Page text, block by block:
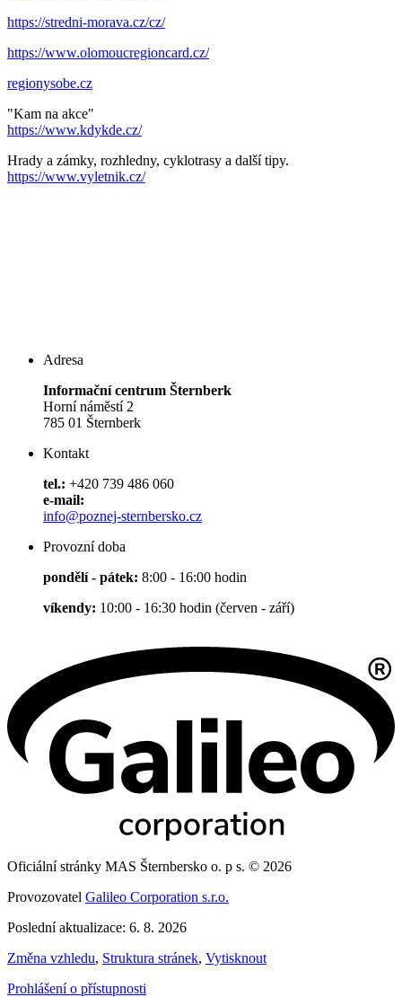
https://stredni-morava.cz/cz/
https://www.olomoucregioncard.cz/
regionysobe.cz
"Kam na akce"
https://www.kdykde.cz/
Hrady a zámky, rozhledny, cyklotrasy a další tipy.
https://www.vyletnik.cz/
Adresa
Informační centrum Šternberk
Horní náměstí 2
785 01 Šternberk
Kontakt
tel.: +420 739 486 060
e-mail:
info@poznej-sternbersko.cz
Provozní doba
pondělí - pátek: 8:00 - 16:00 hodin
víkendy: 10:00 - 16:30 hodin (červen - září)
Oficiální stránky MAS Šternbersko o. p s. © 2026
Provozovatel Galileo Corporation s.r.o.
Poslední aktualizace: 6. 8. 2026
Změna vzhledu, Struktura stránek, Vytisknout
Prohlášení o přístupnosti